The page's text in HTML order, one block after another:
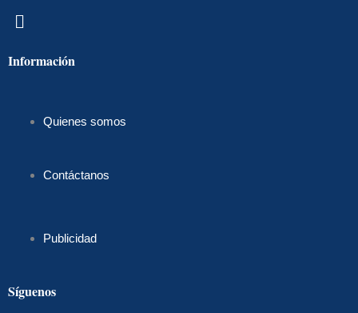
Menú
Información
Quienes somos
Contáctanos
Publicidad
Síguenos